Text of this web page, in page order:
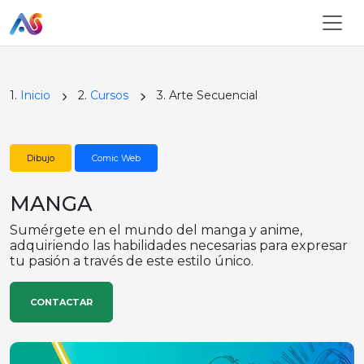
1. Inicio 2. Cursos 3. Arte Secuencial
Dibujo Comic Web
MANGA
Sumérgete en el mundo del manga y anime,
adquiriendo las habilidades necesarias para expresar
tu pasión a través de este estilo único.
CONTACTAR